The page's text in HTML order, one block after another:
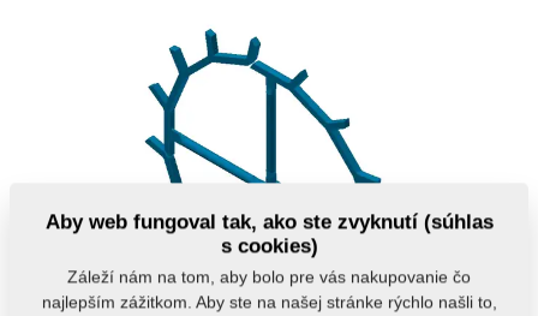
stiahnutie
Aby web fungoval tak, ako ste zvyknutí (súhlas
s cookies)
Záleží nám na tom, aby bolo pre vás nakupovanie čo
najlepším zážitkom. Aby ste na našej stránke rýchlo našli to,